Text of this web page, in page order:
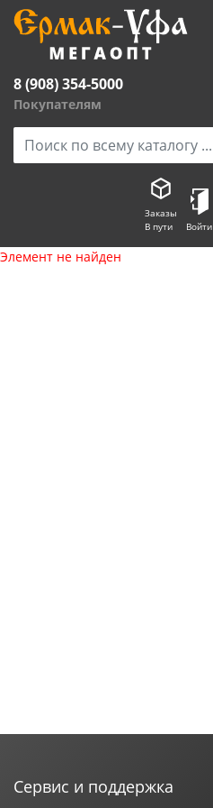
8 (908) 354-5000
Покупателям
Заказы
В пути
Войти
Элемент не найден
Сервис и поддержка